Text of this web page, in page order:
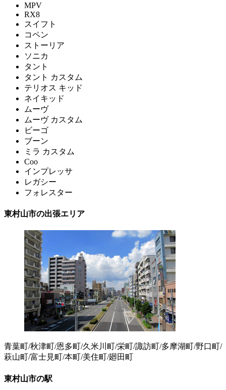
MPV
RX8
スイフト
コペン
ストーリア
ソニカ
タント
タント カスタム
テリオス キッド
ネイキッド
ムーヴ
ムーヴ カスタム
ビーゴ
ブーン
ミラ カスタム
Coo
インプレッサ
レガシー
フォレスター
東村山市の出張エリア
青葉町/秋津町/恩多町/久米川町/栄町/諏訪町/多摩湖町/野口町/
萩山町/富士見町/本町/美住町/廻田町
東村山市の駅